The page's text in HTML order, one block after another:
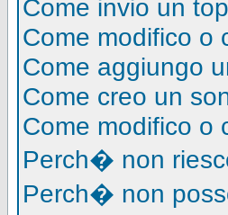
Come invio un
Come modifico o
Come aggiungo
Come creo un
Come modifico o
Perch� non
Perch� non